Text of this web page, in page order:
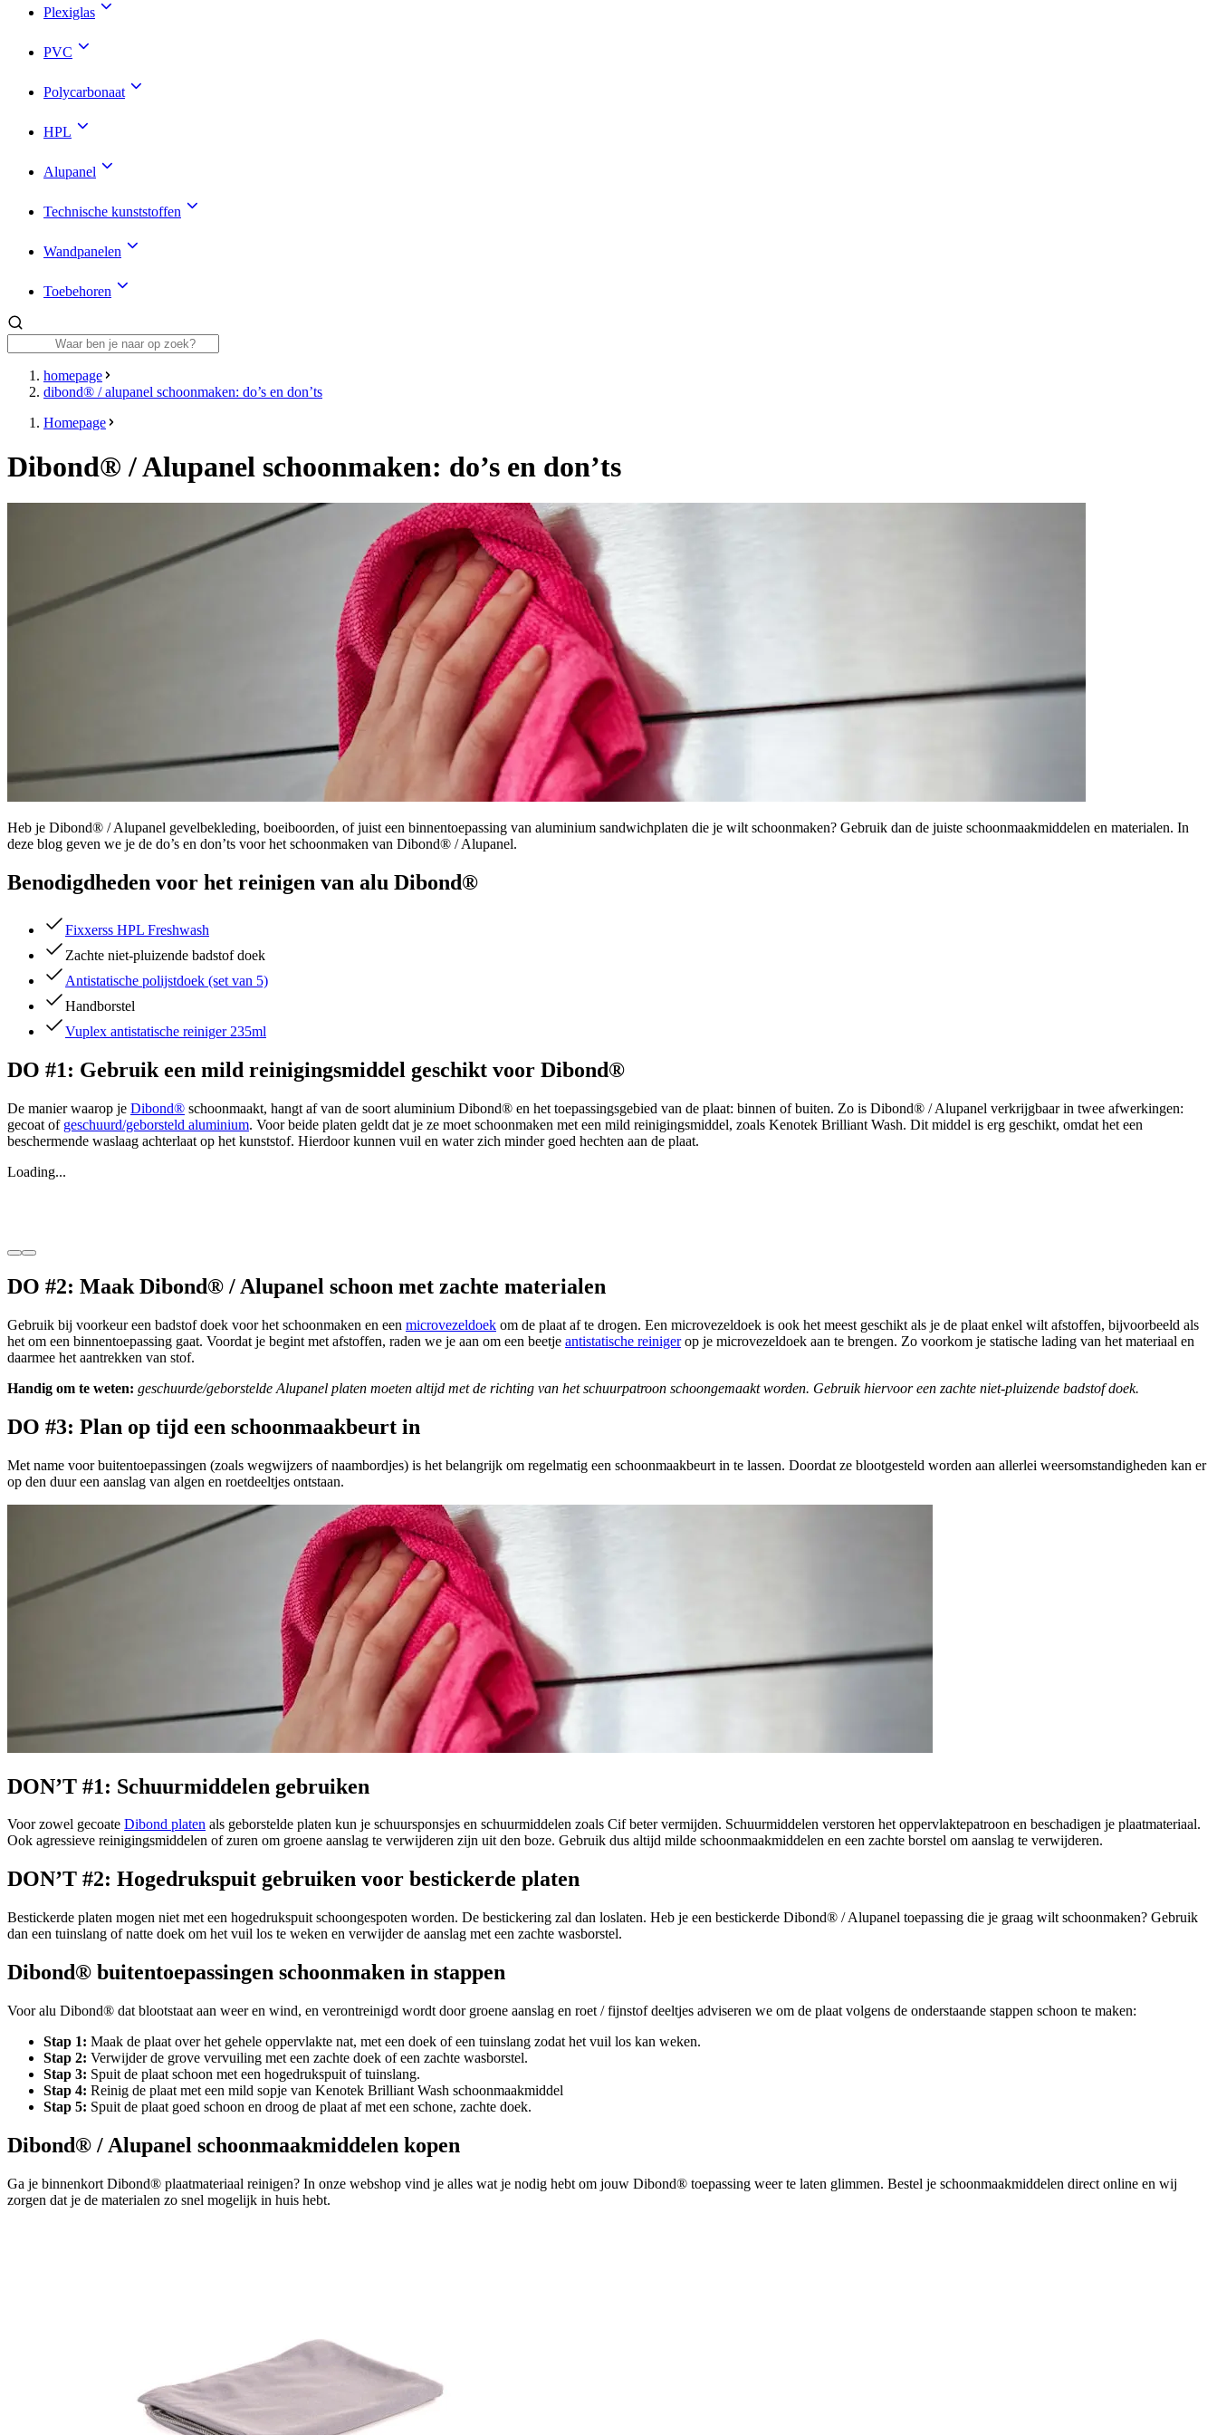
Plexiglas
PVC
Polycarbonaat
HPL
Alupanel
Technische kunststoffen
Wandpanelen
Toebehoren
homepage
dibond® / alupanel schoonmaken: do’s en don’ts
Homepage
Dibond® / Alupanel schoonmaken: do’s en don’ts
Heb je Dibond® / Alupanel gevelbekleding, boeiboorden, of juist een binnentoepassing van aluminium sandwichplaten die je wilt schoonmaken? Gebruik dan de juiste schoonmaakmiddelen en materialen. In
deze blog geven we je de do’s en don’ts voor het schoonmaken van Dibond® / Alupanel.
Benodigdheden voor het reinigen van alu Dibond®
Fixxerss HPL Freshwash
Zachte niet-pluizende badstof doek
Antistatische polijstdoek (set van 5)
Handborstel
Vuplex antistatische reiniger 235ml
DO #1: Gebruik een mild reinigingsmiddel geschikt voor Dibond®
De manier waarop je Dibond® schoonmaakt, hangt af van de soort aluminium Dibond® en het toepassingsgebied van de plaat: binnen of buiten. Zo is Dibond® / Alupanel verkrijgbaar in twee afwerkingen:
gecoat of geschuurd/geborsteld aluminium. Voor beide platen geldt dat je ze moet schoonmaken met een mild reinigingsmiddel, zoals Kenotek Brilliant Wash. Dit middel is erg geschikt, omdat het een
beschermende waslaag achterlaat op het kunststof. Hierdoor kunnen vuil en water zich minder goed hechten aan de plaat.
Loading...
DO #2: Maak Dibond® / Alupanel schoon met zachte materialen
Gebruik bij voorkeur een badstof doek voor het schoonmaken en een microvezeldoek om de plaat af te drogen. Een microvezeldoek is ook het meest geschikt als je de plaat enkel wilt afstoffen, bijvoorbeeld als
het om een binnentoepassing gaat. Voordat je begint met afstoffen, raden we je aan om een beetje antistatische reinigerop je microvezeldoek aan te brengen. Zo voorkom je statische lading van het materiaal en
daarmee het aantrekken van stof.
Handig om te weten: geschuurde/geborstelde Alupanel platen moeten altijd met de richting van het schuurpatroon schoongemaakt worden. Gebruik hiervoor een zachte niet-pluizende badstof doek.
DO #3: Plan op tijd een schoonmaakbeurt in
Met name voor buitentoepassingen (zoals wegwijzers of naambordjes) is het belangrijk om regelmatig een schoonmaakbeurt in te lassen. Doordat ze blootgesteld worden aan allerlei weersomstandigheden kan er
op den duur een aanslag van algen en roetdeeltjes ontstaan.
DON’T #1: Schuurmiddelen gebruiken
Voor zowel gecoate Dibond platen als geborstelde platen kun je schuursponsjes en schuurmiddelen zoals Cif beter vermijden. Schuurmiddelen verstoren het oppervlaktepatroon en beschadigen je plaatmateriaal.
Ook agressieve reinigingsmiddelen of zuren om groene aanslag te verwijderen zijn uit den boze. Gebruik dus altijd milde schoonmaakmiddelen en een zachte borstel om aanslag te verwijderen.
DON’T #2: Hogedrukspuit gebruiken voor bestickerde platen
Bestickerde platen mogen niet met een hogedrukspuit schoongespoten worden. De bestickering zal dan loslaten. Heb je een bestickerde Dibond® / Alupanel toepassing die je graag wilt schoonmaken? Gebruik
dan een tuinslang of natte doek om het vuil los te weken en verwijder de aanslag met een zachte wasborstel.
Dibond® buitentoepassingen schoonmaken in stappen
Voor alu Dibond® dat blootstaat aan weer en wind, en verontreinigd wordt door groene aanslag en roet / fijnstof deeltjes adviseren we om de plaat volgens de onderstaande stappen schoon te maken:
Stap 1: Maak de plaat over het gehele oppervlakte nat, met een doek of een tuinslang zodat het vuil los kan weken.
Stap 2: Verwijder de grove vervuiling met een zachte doek of een zachte wasborstel.
Stap 3: Spuit de plaat schoon met een hogedrukspuit of tuinslang.
Stap 4: Reinig de plaat met een mild sopje van Kenotek Brilliant Wash schoonmaakmiddel
Stap 5: Spuit de plaat goed schoon en droog de plaat af met een schone, zachte doek.
Dibond® / Alupanel schoonmaakmiddelen kopen
Ga je binnenkort Dibond® plaatmateriaal reinigen? In onze webshop vind je alles wat je nodig hebt om jouw Dibond® toepassing weer te laten glimmen. Bestel je schoonmaakmiddelen direct online en wij
zorgen dat je de materialen zo snel mogelijk in huis hebt.